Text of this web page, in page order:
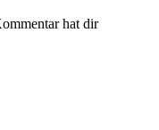
hat dir